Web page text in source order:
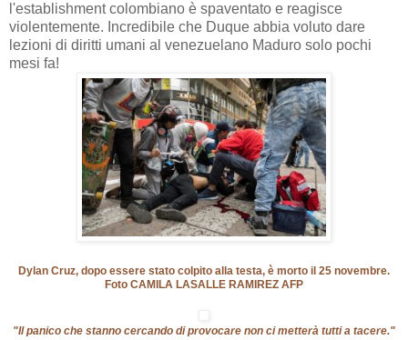
l'establishment colombiano è spaventato e reagisce
violentemente. Incredibile che Duque abbia voluto dare
lezioni di diritti umani al venezuelano Maduro solo pochi
mesi fa!
Dylan Cruz, dopo essere stato colpito alla testa, è morto il 25 novembre.
Foto CAMILA LASALLE RAMIREZ AFP
"Il panico che stanno cercando di provocare non ci metterà tutti a tacere."